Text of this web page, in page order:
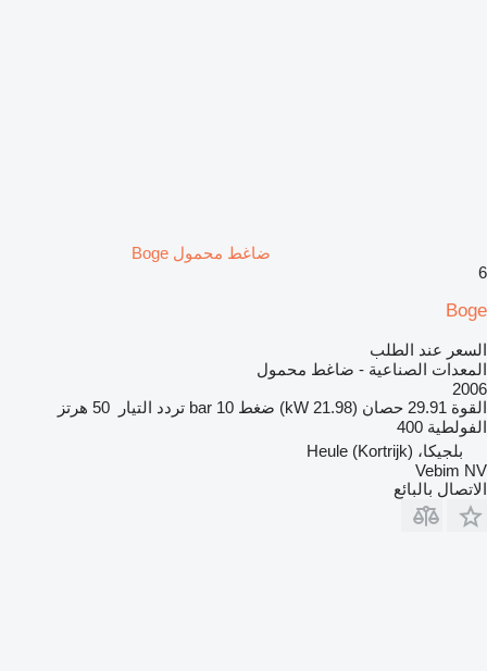
ضاغط محمول Boge
6
Boge
السعر عند الطلب
المعدات الصناعية - ضاغط محمول
2006
القوة 29.91 حصان (21.98 kW) ضغط 10 bar تردد التيار
50 هرتز
الفولطية 400
بلجيكا، Heule (Kortrijk)
Vebim NV
الاتصال بالبائع